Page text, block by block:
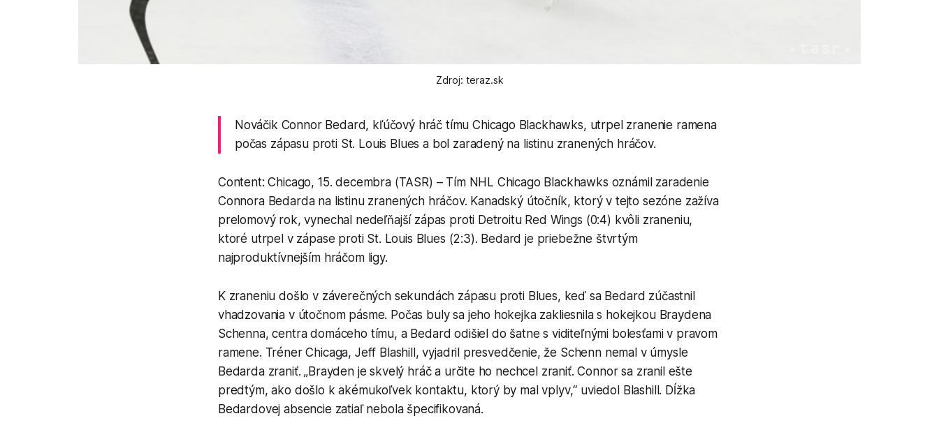
Zdroj: teraz.sk
Nováčik Connor Bedard, kľúčový hráč tímu Chicago Blackhawks, utrpel zranenie ramena
počas zápasu proti St. Louis Blues a bol zaradený na listinu zranených hráčov.
Content: Chicago, 15. decembra (TASR) – Tím NHL Chicago Blackhawks oznámil zaradenie
Connora Bedarda na listinu zranených hráčov. Kanadský útočník, ktorý v tejto sezóne zažíva
prelomový rok, vynechal nedeľňajší zápas proti Detroitu Red Wings (0:4) kvôli zraneniu,
ktoré utrpel v zápase proti St. Louis Blues (2:3). Bedard je priebežne štvrtým
najproduktívnejším hráčom ligy.
K zraneniu došlo v záverečných sekundách zápasu proti Blues, keď sa Bedard zúčastnil
vhadzovania v útočnom pásme. Počas buly sa jeho hokejka zakliesnila s hokejkou Braydena
Schenna, centra domáceho tímu, a Bedard odišiel do šatne s viditeľnými bolesťami v pravom
ramene. Tréner Chicaga, Jeff Blashill, vyjadril presvedčenie, že Schenn nemal v úmysle
Bedarda zraniť. „Brayden je skvelý hráč a určite ho nechcel zraniť. Connor sa zranil ešte
predtým, ako došlo k akémukoľvek kontaktu, ktorý by mal vplyv,“ uviedol Blashill. Dĺžka
Bedardovej absencie zatiaľ nebola špecifikovaná.